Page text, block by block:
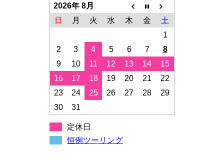
2026年 8月
日
月 火 水 木 金
土
1
2
3 4 5 6 7
8
9
10 11 12 13 14
15
16
17 18 19 20 21
22
23
24 25 26 27 28
29
30
31
定休日
恒例ツーリング